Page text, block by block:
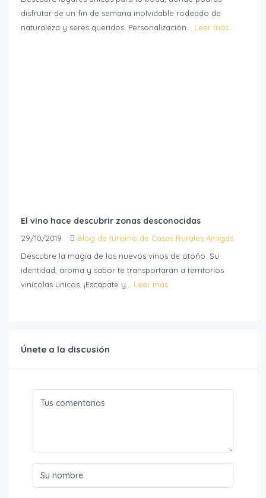
disfrutar de un fin de semana inolvidable rodeado de
naturaleza y seres queridos. Personalización... Leer más
El vino hace descubrir zonas desconocidas
29/10/2019
Blog de turismo de Casas Rurales Amigas
Descubre la magia de los nuevos vinos de otoño. Su
identidad, aroma y sabor te transportarán a territorios
vinícolas únicos. ¡Escápate y... Leer más
Únete a la discusión